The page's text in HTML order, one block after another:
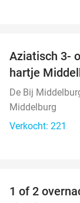
Aziatisch 3-
hartje
De Bij
Middelburg
Verkocht: 221
1 of 2